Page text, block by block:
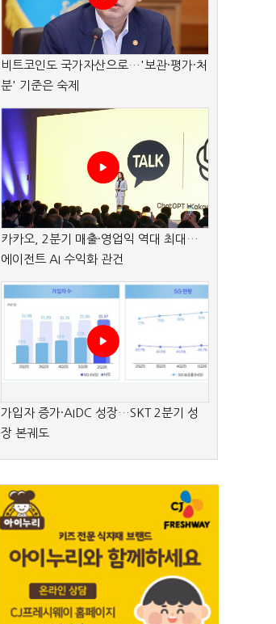
비트코인도 국가자산으로…'보관·평가·처
분' 기준은 숙제
카카오, 2분기 매출·영업익 역대 최대…
에이전트 AI 수익화 관건
가입자 증가·AIDC 성장…SKT 2분기 성
장 본궤도